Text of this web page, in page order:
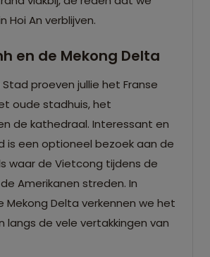
Hoi An verblijven.
en de Mekong Delta
Stad proeven jullie het Franse
oude stadhuis, het
de kathedraal. Interessant en
is een optioneel bezoek aan de
waar de Vietcong tijdens de
Amerikanen streden. In
Mekong Delta verkennen we het
langs de vele vertakkingen van